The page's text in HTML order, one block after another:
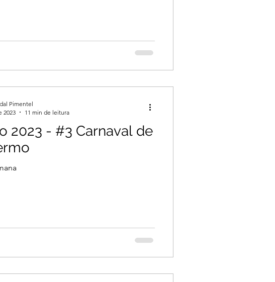
2023 - #3 Carnaval de
Pimentel
2023
11 min de leitura